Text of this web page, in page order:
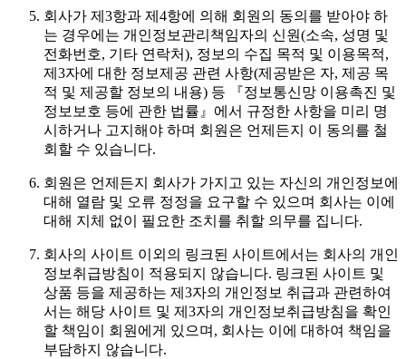
회사가 제3항과 제4항에 의해 회원의 동의를 받아야 하
는 경우에는 개인정보관리책임자의 신원(소속, 성명 및
전화번호, 기타 연락처), 정보의 수집 목적 및 이용목적,
제3자에 대한 정보제공 관련 사항(제공받은 자, 제공 목
적 및 제공할 정보의 내용) 등 『정보통신망 이용촉진 및
정보보호 등에 관한 법률』에서 규정한 사항을 미리 명
시하거나 고지해야 하며 회원은 언제든지 이 동의를 철
회할 수 있습니다.
회원은 언제든지 회사가 가지고 있는 자신의 개인정보에
대해 열람 및 오류 정정을 요구할 수 있으며 회사는 이에
대해 지체 없이 필요한 조치를 취할 의무를 집니다.
회사의 사이트 이외의 링크된 사이트에서는 회사의 개인
정보취급방침이 적용되지 않습니다. 링크된 사이트 및
상품 등을 제공하는 제3자의 개인정보 취급과 관련하여
서는 해당 사이트 및 제3자의 개인정보취급방침을 확인
할 책임이 회원에게 있으며, 회사는 이에 대하여 책임을
부담하지 않습니다.